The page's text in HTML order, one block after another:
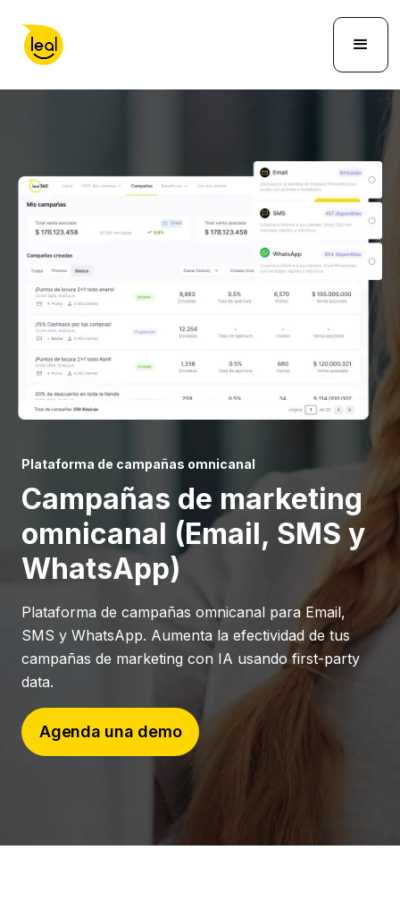
Plataforma de campañas omnicanal
Campañas de marketing
omnicanal (Email, SMS y
WhatsApp)
Plataforma de campañas omnicanal para Email,
SMS y WhatsApp. Aumenta la efectividad de tus
campañas de marketing con IA usando first-party
data.
Agenda una demo